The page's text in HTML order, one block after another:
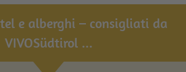
e alberghi – consigliati da
VIVOSüdtirol ...